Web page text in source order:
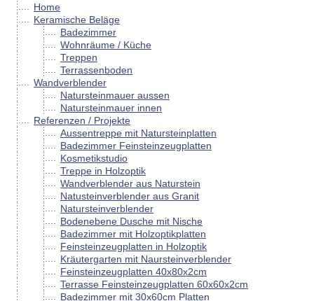
Home
Keramische Beläge
Badezimmer
Wohnräume / Küche
Treppen
Terrassenboden
Wandverblender
Natursteinmauer aussen
Natursteinmauer innen
Referenzen / Projekte
Aussentreppe mit Natursteinplatten
Badezimmer Feinsteinzeugplatten
Kosmetikstudio
Treppe in Holzoptik
Wandverblender aus Naturstein
Natusteinverblender aus Granit
Natursteinverblender
Bodenebene Dusche mit Nische
Badezimmer mit Holzoptikplatten
Feinsteinzeugplatten in Holzoptik
Kräutergarten mit Naursteinverblender
Feinsteinzeugplatten 40x80x2cm
Terrasse Feinsteinzeugplatten 60x60x2cm
Badezimmer mit 30x60cm Platten